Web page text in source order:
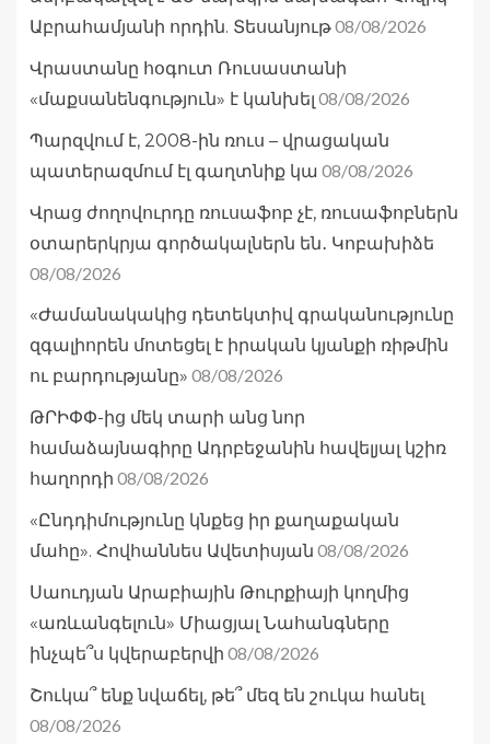
Աբրահամյանի որդին. Տեսանյութ08/08/2026
Վրաստանը հօգուտ Ռուսաստանի
«մաքսանենգություն» է կանխել 08/08/2026
Պարզվում է, 2008-ին ռուս – վրացական
պատերազմում էլ գաղտնիք կա 08/08/2026
Վրաց ժողովուրդը ռուսաֆոբ չէ, ռուսաֆոբներն
օտարերկրյա գործակալներն են․ Կոբախիձե
08/08/2026
«Ժամանակակից դետեկտիվ գրականությունը
զգալիորեն մոտեցել է իրական կյանքի ռիթմին
ու բարդությանը» 08/08/2026
ԹՐԻՓՓ-ից մեկ տարի անց նոր
համաձայնագիրը Ադրբեջանին հավելյալ կշիռ
հաղորդի 08/08/2026
«Ընդդիմությունը կնքեց իր քաղաքական
մահը». Հովհաննես Ավետիսյան 08/08/2026
Սաուդյան Արաբիային Թուրքիայի կողմից
«առևանգելուն» Միացյալ Նահանգները
ինչպե՞ս կվերաբերվի 08/08/2026
Շուկա՞ ենք նվաճել, թե՞ մեզ են շուկա հանել
08/08/2026